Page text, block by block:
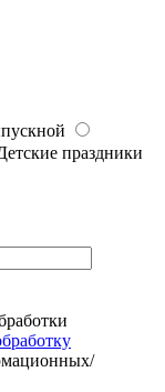
праздники